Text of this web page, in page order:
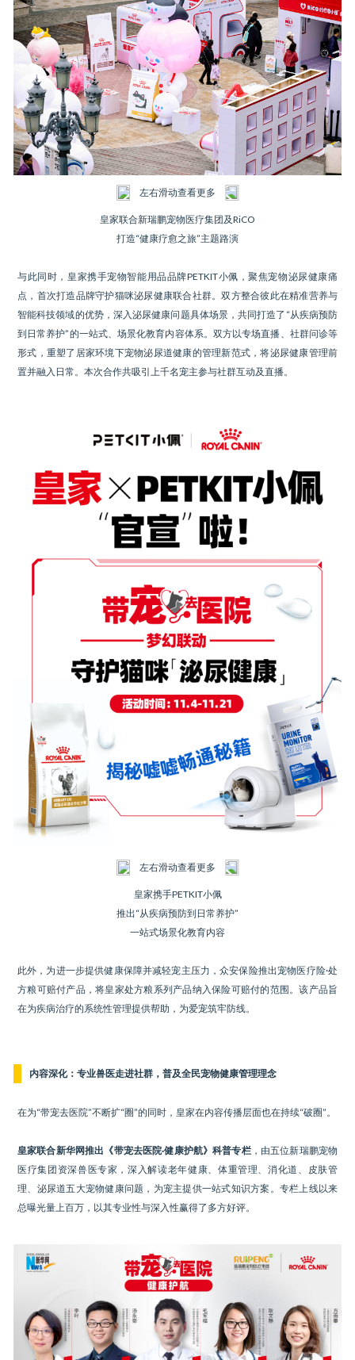
左右滑动查看更多
皇家联合新瑞鹏宠物医疗集团及RiCO
打造“健康疗愈之旅”主题路演
与此同时，皇家携手宠物智能用品品牌PETKIT小佩，聚焦宠物泌尿健康痛
点，首次打造品牌守护猫咪泌尿健康联合社群。双方整合彼此在精准营养与
智能科技领域的优势，深入泌尿健康问题具体场景，共同打造了“从疾病预防
到日常养护”的一站式、场景化教育内容体系。双方以专场直播、社群问诊等
形式，重塑了居家环境下宠物泌尿道健康的管理新范式，将泌尿健康管理前
置并融入日常。本次合作共吸引上千名宠主参与社群互动及直播。
左右滑动查看更多
皇家携手PETKIT小佩
推出“从疾病预防到日常养护”
一站式场景化教育内容
此外，为进一步提供健康保障并减轻宠主压力，众安保险推出宠物医疗险·处
方粮可赔付产品，将皇家处方粮系列产品纳入保险可赔付的范围。该产品旨
在为疾病治疗的系统性管理提供帮助，为爱宠筑牢防线。
内容深化：专业兽医走进社群，普及全民宠物健康管理理念
在为“带宠去医院”不断扩“圈”的同时，皇家在内容传播层面也在持续“破圈”。
皇家联合新华网推出《带宠去医院·健康护航》科普专栏，由五位新瑞鹏宠物
医疗集团资深兽医专家，深入解读老年健康、体重管理、消化道、皮肤管
理、泌尿道五大宠物健康问题，为宠主提供一站式知识方案。专栏上线以来
总曝光量上百万，以其专业性与深入性赢得了多方好评。